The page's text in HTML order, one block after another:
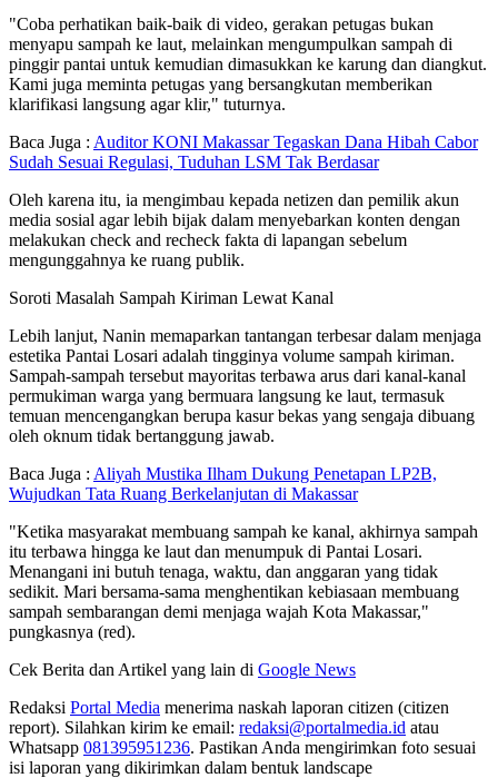
"Coba perhatikan baik-baik di video, gerakan petugas bukan
menyapu sampah ke laut, melainkan mengumpulkan sampah di
pinggir pantai untuk kemudian dimasukkan ke karung dan diangkut.
Kami juga meminta petugas yang bersangkutan memberikan
klarifikasi langsung agar klir," tuturnya.
Baca Juga : Auditor KONI Makassar Tegaskan Dana Hibah Cabor
Sudah Sesuai Regulasi, Tuduhan LSM Tak Berdasar
Oleh karena itu, ia mengimbau kepada netizen dan pemilik akun
media sosial agar lebih bijak dalam menyebarkan konten dengan
melakukan check and recheck fakta di lapangan sebelum
mengunggahnya ke ruang publik.
Soroti Masalah Sampah Kiriman Lewat Kanal
Lebih lanjut, Nanin memaparkan tantangan terbesar dalam menjaga
estetika Pantai Losari adalah tingginya volume sampah kiriman.
Sampah-sampah tersebut mayoritas terbawa arus dari kanal-kanal
permukiman warga yang bermuara langsung ke laut, termasuk
temuan mencengangkan berupa kasur bekas yang sengaja dibuang
oleh oknum tidak bertanggung jawab.
Baca Juga : Aliyah Mustika Ilham Dukung Penetapan LP2B,
Wujudkan Tata Ruang Berkelanjutan di Makassar
"Ketika masyarakat membuang sampah ke kanal, akhirnya sampah
itu terbawa hingga ke laut dan menumpuk di Pantai Losari.
Menangani ini butuh tenaga, waktu, dan anggaran yang tidak
sedikit. Mari bersama-sama menghentikan kebiasaan membuang
sampah sembarangan demi menjaga wajah Kota Makassar,"
pungkasnya (red).
Cek Berita dan Artikel yang lain di Google News
Redaksi Portal Media menerima naskah laporan citizen (citizen
report). Silahkan kirim ke email: redaksi@portalmedia.id atau
Whatsapp 081395951236. Pastikan Anda mengirimkan foto sesuai
isi laporan yang dikirimkan dalam bentuk landscape